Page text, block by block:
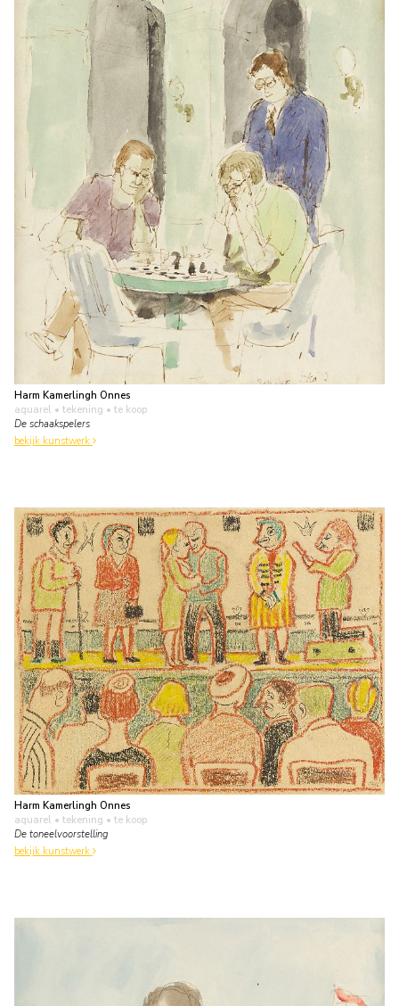
Harm Kamerlingh Onnes
aquarel • tekening • te koop
De schaakspelers
bekijk kunstwerk
Harm Kamerlingh Onnes
aquarel • tekening • te koop
De toneelvoorstelling
bekijk kunstwerk